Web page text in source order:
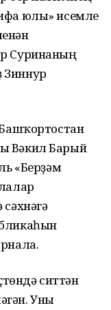
юлы» исемле
Суринаның
Вәкил Барый
«Берҙәм
ситтән
Уны